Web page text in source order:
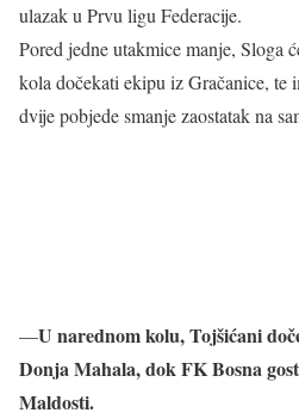
ulazak u Prvu ligu Federacije.
Pored jedne utakmice manje, Sloga
kola dočekati ekipu iz Gračanice, te
dvije pobjede smanje zaostatak na
—U narednom kolu, Tojšićani
Donja Mahala, dok FK Bosna
Maldosti.